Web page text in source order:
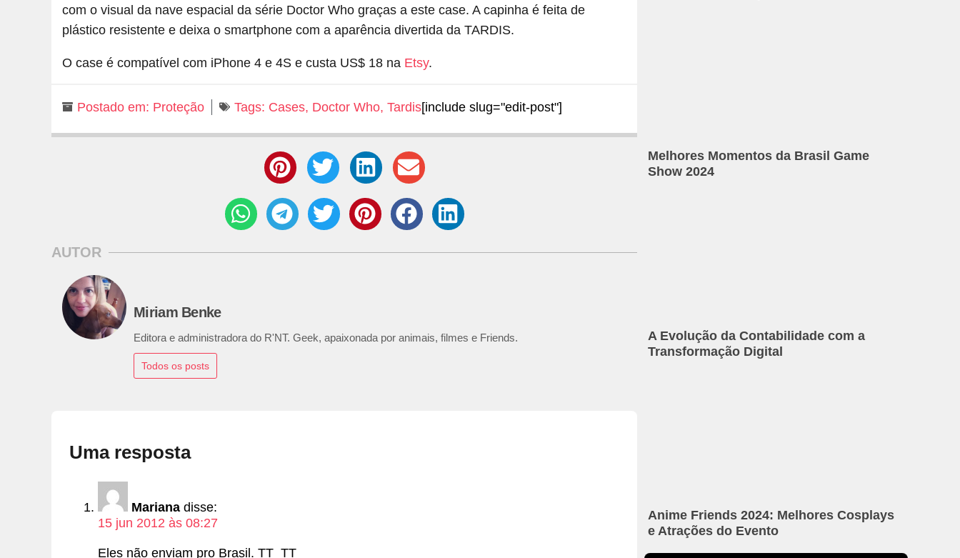
com o visual da nave espacial da série Doctor Who graças a este case. A capinha é feita de
plástico resistente e deixa o smartphone com a aparência divertida da TARDIS.
O case é compatível com iPhone 4 e 4S e custa US$ 18 na Etsy.
Postado em: Proteção Tags: Cases, Doctor Who, Tardis[include slug="edit-post"]
AUTOR
Miriam Benke
Editora e administradora do R'NT. Geek, apaixonada por animais, filmes e Friends.
Todos os posts
Uma resposta
Mariana disse:
15 jun 2012 às 08:27
Eles não enviam pro Brasil. TT_TT
Melhores Momentos da Brasil Game
Show 2024
A Evolução da Contabilidade com a
Transformação Digital
Anime Friends 2024: Melhores Cosplays
e Atrações do Evento